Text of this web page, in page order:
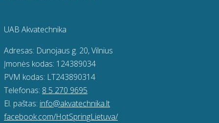
UAB Akvatechnika
Adresas: Dunojaus g. 20, Vilnius
Įmonės kodas: 124389034
PVM kodas: LT243890314
Telefonas: 8 5 270 9695
El. paštas: info@akvatechnika.lt
facebook.com/HotSpringLietuva/